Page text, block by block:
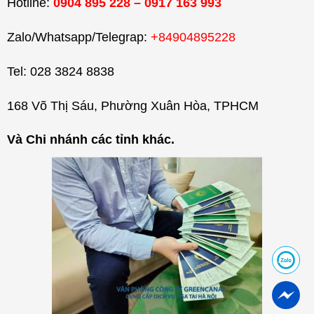
Hotline: 0904 895 228 – 0917 163 993
Zalo/Whatsapp/Telegrap: +84904895228
Tel: 028 3824 8838
168 Võ Thị Sáu, Phường Xuân Hòa, TPHCM
Và Chi nhánh các tỉnh khác.